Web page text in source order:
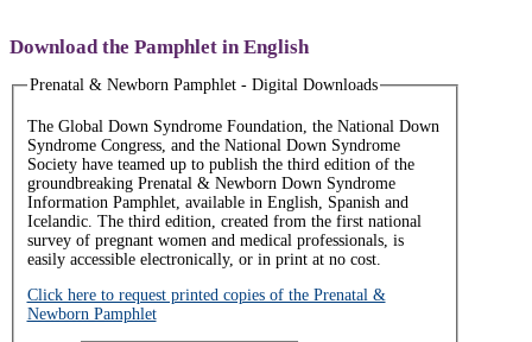
Download the Pamphlet in English
Prenatal & Newborn Pamphlet - Digital Downloads
The Global Down Syndrome Foundation, the National Down
Syndrome Congress, and the National Down Syndrome
Society have teamed up to publish the third edition of the
groundbreaking Prenatal & Newborn Down Syndrome
Information Pamphlet, available in English, Spanish and
Icelandic. The third edition, created from the first national
survey of pregnant women and medical professionals, is
easily accessible electronically, or in print at no cost.
Click here to request printed copies of the Prenatal &
Newborn Pamphlet